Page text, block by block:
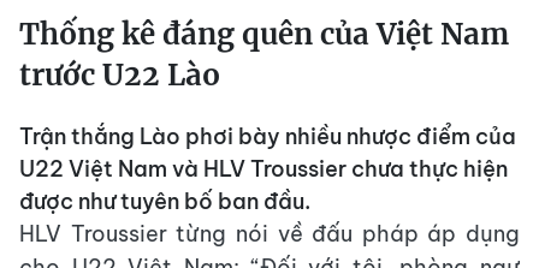
Thống kê đáng quên của Việt Nam
trước U22 Lào
Trận thắng Lào phơi bày nhiều nhược điểm của
U22 Việt Nam và HLV Troussier chưa thực hiện
được như tuyên bố ban đầu.
HLV Troussier từng nói về đấu pháp áp dụng